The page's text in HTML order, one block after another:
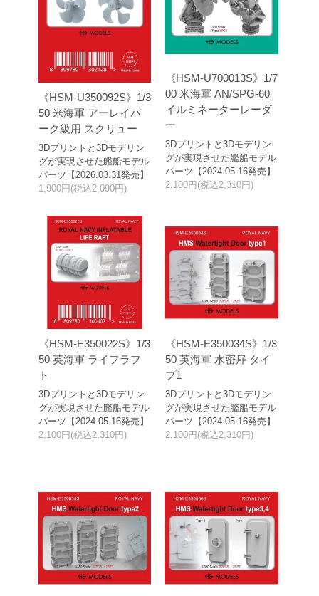
《HSM-U350092S》1/3
50 米海軍 アーレイバ
ーク級用 スクリュー
3Dプリントと3Dモデリン
グが実現させた艦船モデル
パーツ【2026.03.31発売】
1,900円(税込2,090円)
《HSM-U700013S》1/7
00 米海軍 AN/SPG-60
イルミネーターレーダ
ー
3Dプリントと3Dモデリン
グが実現させた艦船モデル
パーツ【2024.05.16発売】
2,100円(税込2,310円)
《HSM-E350022S》1/3
50 英海軍 ライフラフ
ト
3Dプリントと3Dモデリン
グが実現させた艦船モデル
パーツ【2024.05.16発売】
2,100円(税込2,310円)
《HSM-E350034S》1/3
50 英海軍 水密扉 タイ
プ1
3Dプリントと3Dモデリン
グが実現させた艦船モデル
パーツ【2024.05.16発売】
2,100円(税込2,310円)